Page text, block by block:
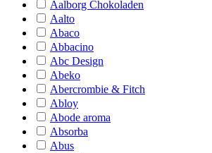
Aalborg Chokoladen
Aalto
Abaco
Abbacino
Abc Design
Abeko
Abercrombie & Fitch
Abloy
Abode aroma
Absorba
Abus